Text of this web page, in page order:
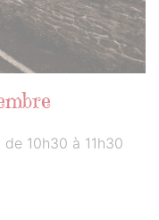
10h30 à 11h30